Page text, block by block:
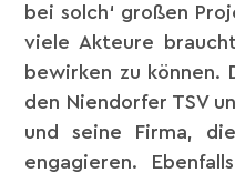
bei solch‘ großen
viele Akteure
bewirken zu können.
den Niendorfer TSV
und seine Firma,
engagieren.